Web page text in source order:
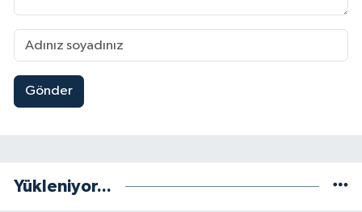
Gönder
Yükleniyor...